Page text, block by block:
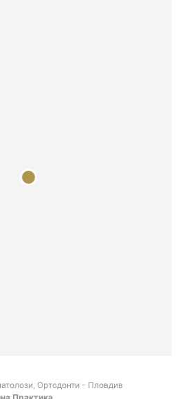
Ортодонти - Пловдив